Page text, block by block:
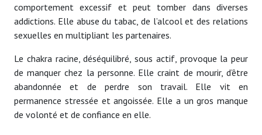
comportement excessif et peut tomber dans diverses
addictions. Elle abuse du tabac, de l’alcool et des relations
sexuelles en multipliant les partenaires.
Le chakra racine, déséquilibré, sous actif, provoque la peur
de manquer chez la personne. Elle craint de mourir, d’être
abandonnée et de perdre son travail. Elle vit en
permanence stressée et angoissée. Elle a un gros manque
de volonté et de confiance en elle.